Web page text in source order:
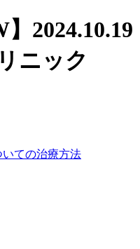
2024.10.19
ニック
ての治療方法